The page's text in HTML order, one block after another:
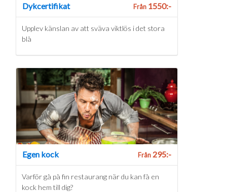
Dykcertifikat Från1550:-
Upplev känslan av att sväva viktlös i det stora
blå
Egen kock Från295:-
Varför gå på fin restaurang när du kan få en
kock hem till dig?